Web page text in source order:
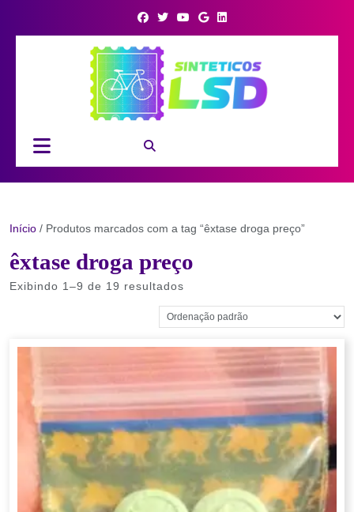
Button
Início / Produtos marcados com a tag “êxtase droga preço”
êxtase droga preço
Exibindo 1–9 de 19 resultados